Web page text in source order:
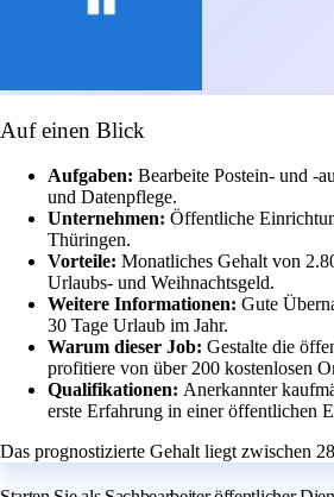
Auf einen Blick
Aufgaben: Bearbeite Postein- und -
und Datenpflege.
Unternehmen: Öffentliche
Thüringen.
Vorteile: Monatliches Gehalt von
Urlaubs- und Weihnachtsgeld.
Weitere Informationen: Gute
30 Tage Urlaub im Jahr.
Warum dieser Job: Gestalte die
profitiere von über 200 kostenlosen
Qualifikationen: Anerkannter
erste Erfahrung in einer öffentlichen
Das prognostizierte Gehalt liegt zwischen